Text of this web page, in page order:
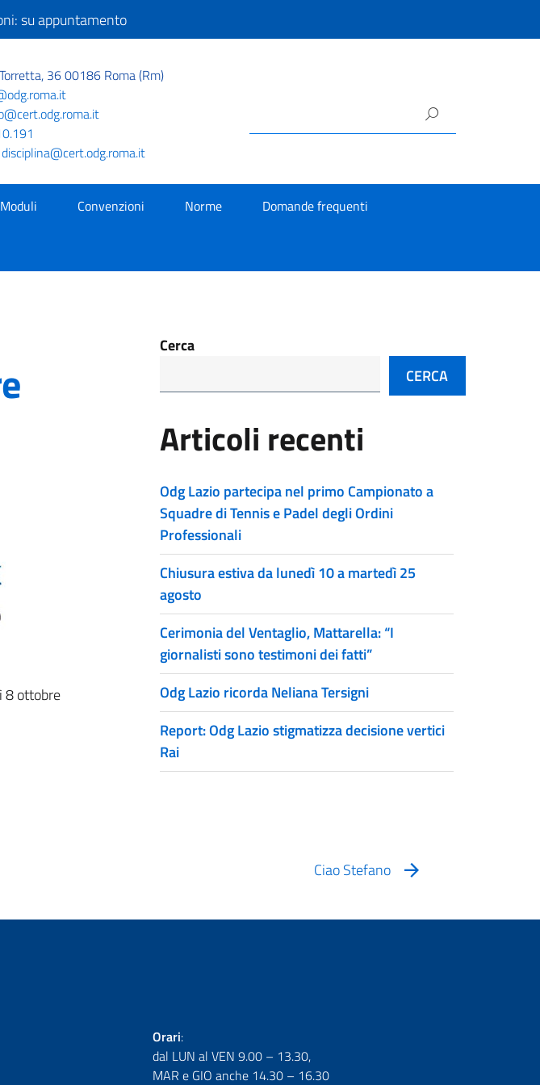
su appuntamento
36 00186 Roma (Rm)
disciplina@cert.odg.roma.it
Moduli Convenzioni Norme Domande frequenti
8 ottobre
Cerca
CERCA
Articoli recenti
Odg Lazio partecipa nel primo Campionato a
Squadre di Tennis e Padel degli Ordini
Professionali
Chiusura estiva da lunedì 10 a martedì 25
agosto
Cerimonia del Ventaglio, Mattarella: “I
giornalisti sono testimoni dei fatti”
Odg Lazio ricorda Neliana Tersigni
Report: Odg Lazio stigmatizza decisione vertici
Rai
Ciao Stefano
Orari:
dal LUN al VEN 9.00 – 13.30,
MAR e GIO anche 14.30 – 16.30